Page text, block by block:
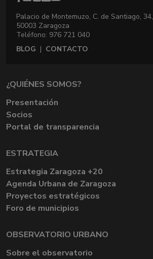
Palacio de Montemuzo, C. de Santiago, 34,
50003 Zaragoza
Teléfono: 976 721 040
BLOG | CONTACTO
¿QUIÉNES SOMOS?
Presentación
Socios
Portal de transparencia
ESTRATEGIA
Estrategia Zaragoza +20
Agenda Urbana de Zaragoza
Proyectos estratégicos
Foro de municipios
OBSERVATORIO URBANO
Sobre el observatorio